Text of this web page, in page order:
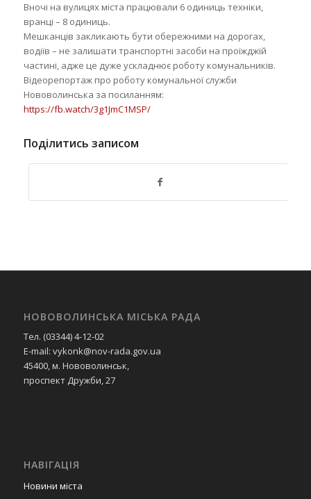
Вночі на вулицях міста працювали 6 одиниць техніки,
вранці – 8 одиниць.
Мешканців закликають бути обережними на дорогах,
водіїв – не залишати транспортні засоби на проїжджій
частині, адже це дуже ускладнює роботу комунальників.
Відеорепортаж про роботу комунальної служби
Нововолинська за посиланням:
https://fb.watch/3g1JmC1MSP/
Поділитись записом
НОВОВОЛИНСЬКА МІСЬКА РАДА
Тел. (03344) 4-12-02
E-mail: vykonk@nov-rada.gov.ua
45400, м. Нововолинськ,
проспект Дружби, 27
НАВІГАЦІЯ
Новини міста